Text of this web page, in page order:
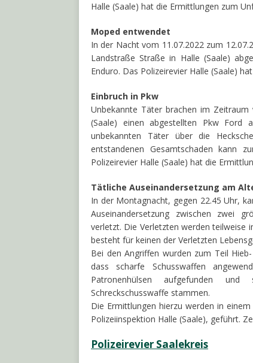
Halle (Saale) hat die Ermittlungen zum
Moped entwendet
In der Nacht vom 11.07.2022 zum
Landstraße Straße in Halle (Saale)
Enduro. Das Polizeirevier Halle (Saale)
Einbruch in Pkw
Unbekannte Täter brachen im
(Saale) einen abgestellten Pkw Ford
unbekannten Täter über die
entstandenen Gesamtschaden kann
Polizeirevier Halle (Saale) hat die
Tätliche Auseinandersetzung am
In der Montagnacht, gegen 22.45 Uhr,
Auseinandersetzung zwischen zwei
verletzt. Die Verletzten werden teilweise
besteht für keinen der Verletzten
Bei den Angriffen wurden zum Teil
dass scharfe Schusswaffen
Patronenhülsen aufgefunden
Schreckschusswaffe stammen.
Die Ermittlungen hierzu werden in
Polizeiinspektion Halle (Saale), geführt.
Polizeirevier Saalekreis